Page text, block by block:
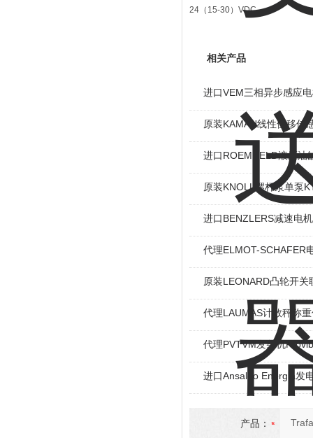
24（15-30）VDC
相关产品
进口VEM三相异步感应
原装KAMAN线性位移传
进口ROEMHELD液压油
原装KNOLL螺杆泵单泵
进口BENZLERS减速电
代理ELMOT-SCHAFER
原装LEONARD凸轮开关
代理LAUMAS计数秤称
代理PVTVM发射机
进口Ansaldo Energia发
产品：